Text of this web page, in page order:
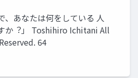
、あなたは何をしている ⼈
か︖」 Toshihiro Ichitani All
64